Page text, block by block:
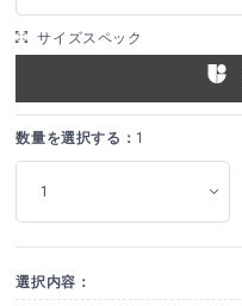
サイズスペック
数量を選択する： 1
選択内容：